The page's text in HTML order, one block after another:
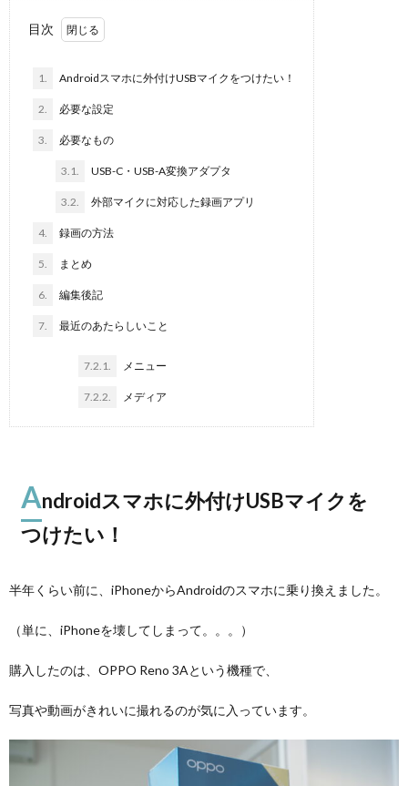
目次
1. Androidスマホに外付けUSBマイクをつけたい！
2. 必要な設定
3. 必要なもの
3.1. USB-C・USB-A変換アダプタ
3.2. 外部マイクに対応した録画アプリ
4. 録画の方法
5. まとめ
6. 編集後記
7. 最近のあたらしいこと
7.2.1. メニュー
7.2.2. メディア
Androidスマホに外付けUSBマイクを
つけたい！
半年くらい前に、iPhoneからAndroidのスマホに乗り換えました。
（単に、iPhoneを壊してしまって。。。）
購入したのは、OPPO Reno 3Aという機種で、
写真や動画がきれいに撮れるのが気に入っています。